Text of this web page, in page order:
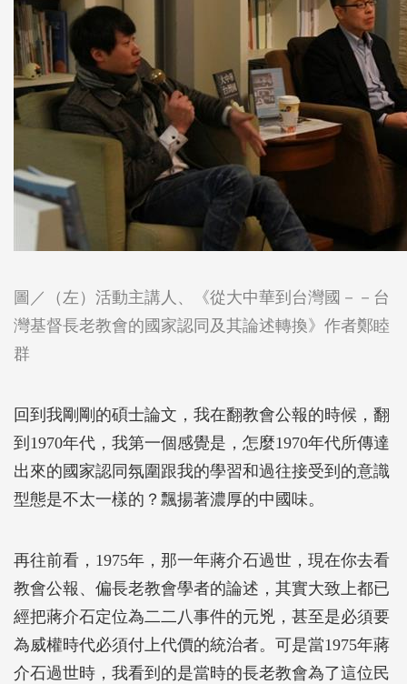
圖／（左）活動主講人、《從大中華到台灣國－－台
灣基督長老教會的國家認同及其論述轉換》作者鄭睦
群
回到我剛剛的碩士論文，我在翻教會公報的時候，翻
到1970年代，我第一個感覺是，怎麼1970年代所傳達
出來的國家認同氛圍跟我的學習和過往接受到的意識
型態是不太一樣的？飄揚著濃厚的中國味。
再往前看，1975年，那一年蔣介石過世，現在你去看
教會公報、偏長老教會學者的論述，其實大致上都已
經把蔣介石定位為二二八事件的元兇，甚至是必須要
為威權時代必須付上代價的統治者。可是當1975年蔣
介石過世時，我看到的是當時的長老教會為了這位民